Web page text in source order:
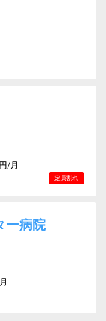
/月
定員割れ
ー病院